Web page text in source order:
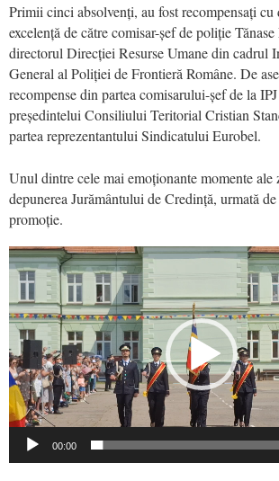
Primii cinci absolvenți, au fost recompensați cu
excelență de către comisar-șef de poliție
directorul Direcției Resurse Umane din cadrul
General al Poliției de Frontieră Române. De
recompense din partea comisarului-șef de la
președintelui Consiliului Teritorial Cristian
partea reprezentantului Sindicatului Eurobel.
Unul dintre cele mai emoționante momente ale
depunerea Jurământului de Credință, urmată
promoție.
Video
Player
00:00